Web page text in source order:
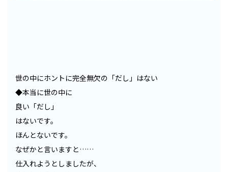
世の中にホントに完全無欠の「だし」はない
◆本当に世の中に
良い「だし」
はないです。
ほんとないです。
なぜかと言いますと……
仕入れようとしましたが、